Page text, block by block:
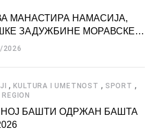
МАНАСТИРА НАМАСИЈА,
ЗАДУЖБИНЕ МОРАВСКЕ
2026
,KULTURA I UMETNOST , SPORT ,
БАШТИ ОДРЖАН БАШТА